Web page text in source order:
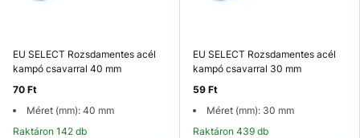
EU SELECT Rozsdamentes acél
kampó csavarral 40 mm
70 Ft
Méret (mm): 40 mm
Raktáron 142 db
EU SELECT Rozsdamentes acél
kampó csavarral 30 mm
59 Ft
Méret (mm): 30 mm
Raktáron 439 db